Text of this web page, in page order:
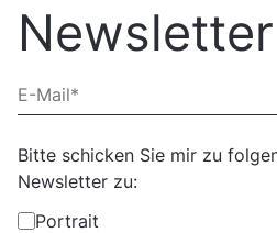
Newsletter
Bitte schicken Sie mir zu
Newsletter zu:
Portrait